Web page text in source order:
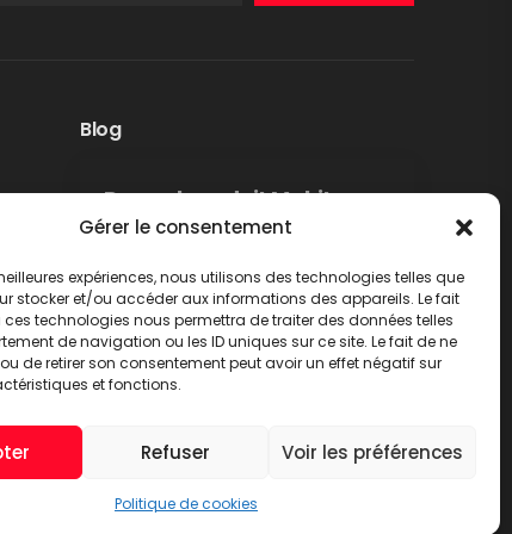
Gérer le consentement
expériences, nous utilisons des technologies telles que
stocker et/ou accéder aux informations des appareils. Le fait
technologies nous permettra de traiter des données telles
de navigation ou les ID uniques sur ce site. Le fait de ne
de retirer son consentement peut avoir un effet négatif sur
et fonctions.
Refuser Voir les préférences
Politique de cookies
Blog
Rappel produit Makita –
Pompe à graisse DGP180
LIRE PLUS